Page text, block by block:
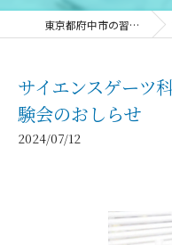
東京都府中市の習い事ならClover Hill
サイエンスゲーツ
験会のおしらせ
2024/07/12